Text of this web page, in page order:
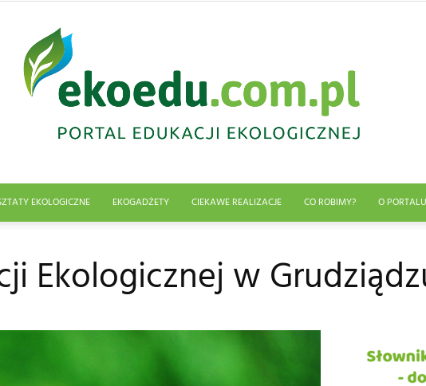
EKOLOGICZNE EKOGADŻETY CIEKAWE REALIZACJE CO ROBIMY? O PORTALU
Ekologicznej w